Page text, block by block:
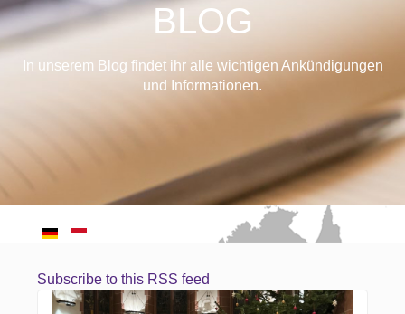
BLOG
In unserem Blog findet ihr alle wichtigen Ankündigungen
und Informationen.
Subscribe to this RSS feed